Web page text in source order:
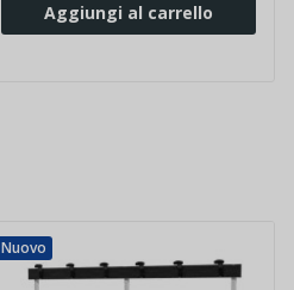
Aggiungi al carrello
Nuovo